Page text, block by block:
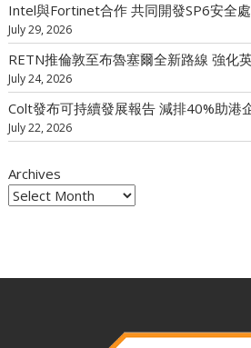
Intel與Fortinet合作 共同開發SP6安全
July 29, 2026
RETN推倫敦至布魯塞爾全新路線 強化
July 24, 2026
Colt發布可持續發展報告 減排40%助港
July 22, 2026
Archives